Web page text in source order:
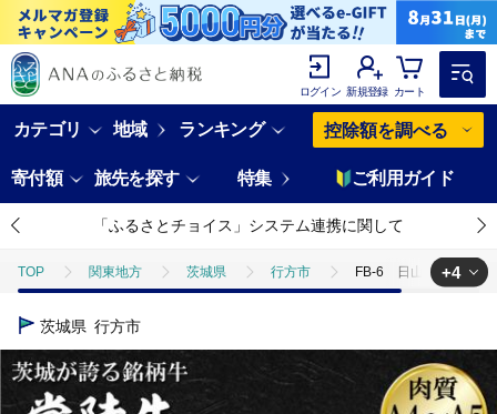
ログイン 新規登録 カート
カテゴリ 地域 ランキング 控除額を調べる
寄付額 旅先を探す 特集 ご利用ガイド
「ふるさとチョイス」システム連携に関して
TOP 関東地方 茨城県 行方市 FB-6 日山 常陸牛
TOP
TOP 肉 牛肉 FB-6 日山 常陸牛 小間切
+4
茨城県 行方市